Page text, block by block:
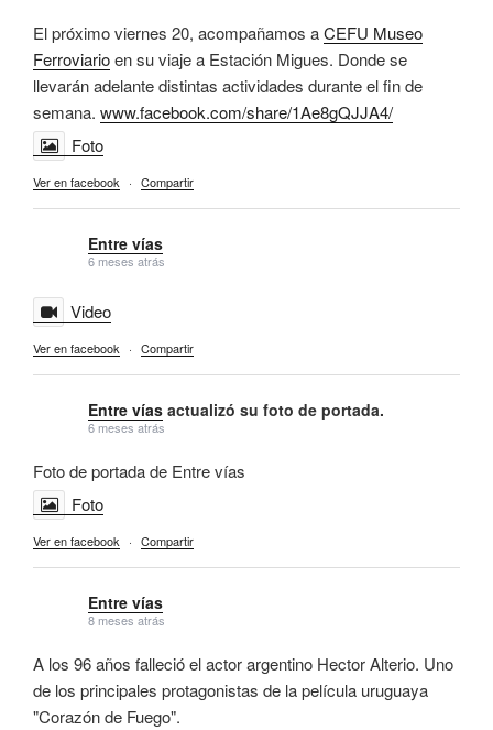
El próximo viernes 20, acompañamos aCEFU Museo
Ferroviarioen su viaje a Estación Migues. Donde se
llevarán adelante distintas actividades durante el fin de
semana. www.facebook.com/share/1Ae8gQJJA4/
Foto
Ver en facebook · Compartir
Entre vías
6 meses atrás
Video
Ver en facebook · Compartir
Entre vías actualizó su foto de portada.
6 meses atrás
Foto de portada de Entre vías
Foto
Ver en facebook · Compartir
Entre vías
8 meses atrás
A los 96 años falleció el actor argentino Hector Alterio. Uno
de los principales protagonistas de la película uruguaya
"Corazón de Fuego".